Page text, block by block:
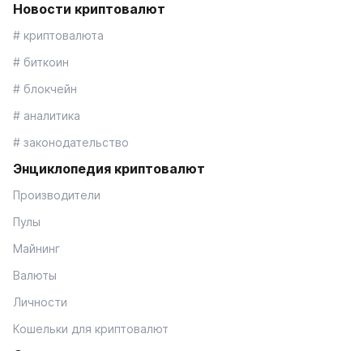
Новости криптовалют
# криптовалюта
# биткоин
# блокчейн
# аналитика
# законодательство
Энциклопедия криптовалют
Производители
Пулы
Майнинг
Валюты
Личности
Кошельки для криптовалют